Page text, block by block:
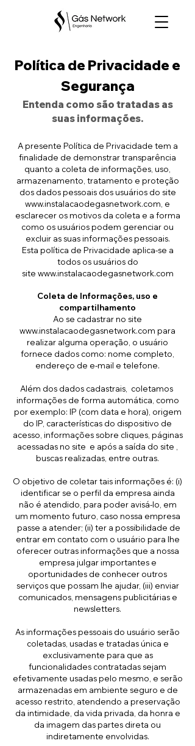
Política de Privacidade e
Segurança
Entenda como são tratadas as
suas informações.
A presente Política de Privacidade tem a
finalidade de demonstrar transparência
quanto a coleta de informações, uso,
armazenamento, tratamento e proteção
dos dados pessoais dos usuários do site
www.instalacaodegasnetwork.com , e
esclarecer os motivos da coleta e a forma
como os usuários podem gerenciar ou
excluir as suas informações pessoais.
Esta política de Privacidade aplica-se a
todos os usuários do
site www.instalacaodegasnetwork.com
Coleta de Informações, uso e
compartilhamento
Ao se cadastrar no site
www.instalacaodegasnetwork.com para
realizar alguma operação, o usuário
fornece dados como: nome completo,
endereço de e-mail e telefone.
Além dos dados cadastrais, coletamos
informações de forma automática, como
por exemplo: IP (com data e hora), origem
do IP, características do dispositivo de
acesso, informações sobre cliques, páginas
acessadas no site e após a saída do site ,
buscas realizadas, entre outras.
O objetivo de coletar tais informações é: (i)
identificar se o perfil da empresa ainda
não é atendido, para poder avisá-lo, em
um momento futuro, caso nossa empresa
passe a atender; (ii) ter a possibilidade de
entrar em contato com o usuário para lhe
oferecer outras informações que a nossa
empresa julgar importantes e
oportunidades de conhecer outros
serviços que possam lhe ajudar, (iii) enviar
comunicados, mensagens publicitárias e
newsletters.
As informações pessoais do usuário serão
coletadas, usadas e tratadas única e
exclusivamente para que as
funcionalidades contratadas sejam
efetivamente usadas pelo mesmo, e serão
armazenadas em ambiente seguro e de
acesso restrito, atendendo a preservação
da intimidade, da vida privada, da honra e
da imagem das partes direta ou
indiretamente envolvidas.